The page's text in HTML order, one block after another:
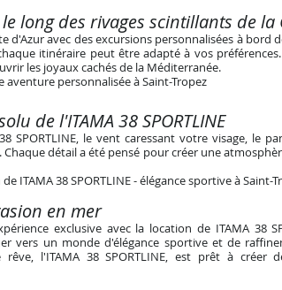
long des rivages scintillants de la
d'Azur avec des excursions personnalisées à bord
itinéraire peut être adapté à vos
les joyaux cachés de la Méditerranée.
aventure personnalisée à Saint-Tropez
de l'ITAMA 38 SPORTLINE
SPORTLINE, le vent caressant votre visage, le
détail a été pensé pour créer une
ITAMA 38 SPORTLINE - élégance sportive à Saint-
en mer
exclusive avec la location de ITAMA 38
vers un monde d'élégance sportive et de
l'ITAMA 38 SPORTLINE, est prêt à créer